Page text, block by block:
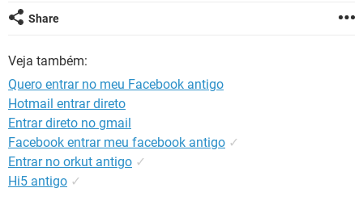
Share
Veja também:
Quero entrar no meu Facebook antigo
Hotmail entrar direto
Entrar direto no gmail
Facebook entrar meu facebook antigo ✓
Entrar no orkut antigo ✓
Hi5 antigo ✓